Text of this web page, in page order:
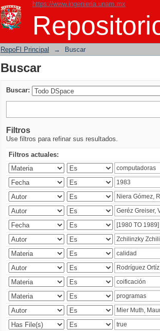
https://www.ingenieria.unam.mx
Buscar
RepoFI Principal → Buscar
Buscar
Buscar:
Filtros
Use filtros para refinar sus resultados.
Filtros actuales: